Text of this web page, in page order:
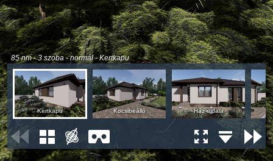
85 nm - 3 szoba - normál - Kertkapu
Kertkapu Kocsibeálló Ház oldala